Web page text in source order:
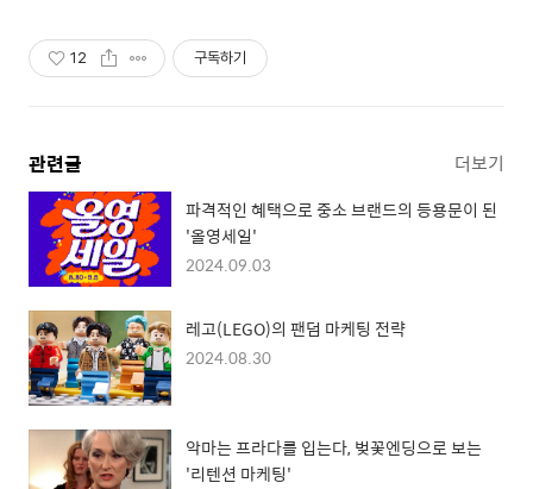
12 구독하기
관련글 더보기
파격적인 혜택으로 중소 브랜드의 등용문이 된
'올영세일'
2024.09.03
레고(LEGO)의 팬덤 마케팅 전략
2024.08.30
악마는 프라다를 입는다, 벚꽃엔딩으로 보는
'리텐션 마케팅 '